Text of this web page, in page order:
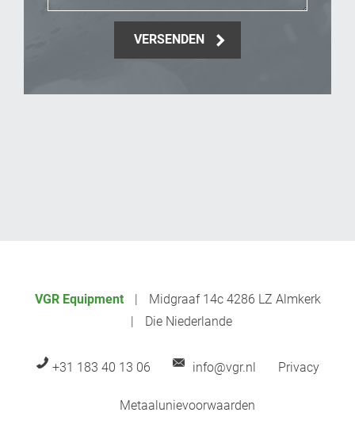
VERSENDEN
VGR Equipment
Midgraaf 14c 4286 LZ Almkerk
Die Niederlande
+31 183 40 13 06 info@vgr.nl Privacy
Metaalunievoorwaarden